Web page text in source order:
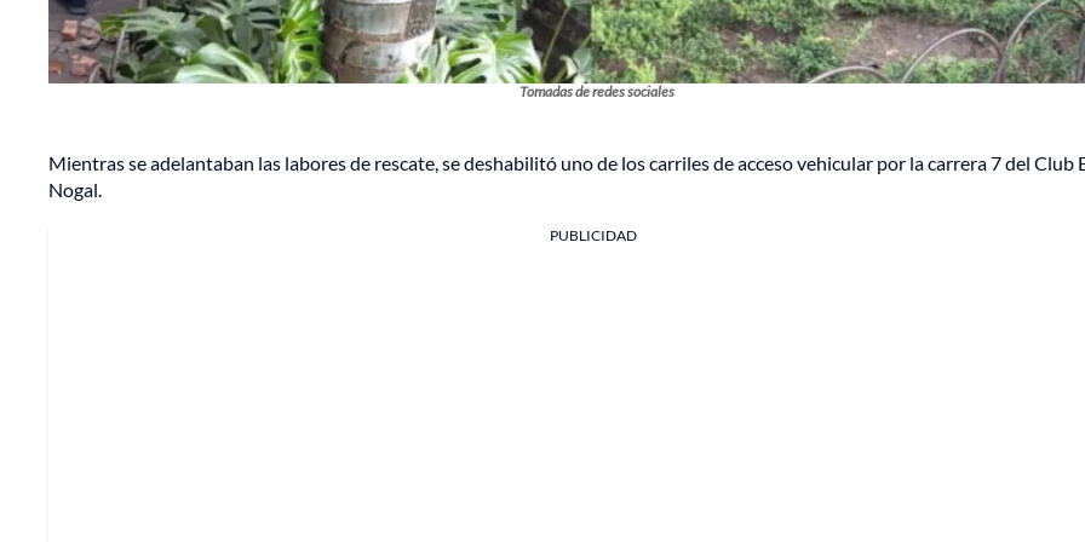
Tomadas de redes sociales
Mientras se adelantaban las labores de rescate, se deshabilitó uno de los carriles de acceso vehicular por la carrera 7 del Club
Nogal.
PUBLICIDAD